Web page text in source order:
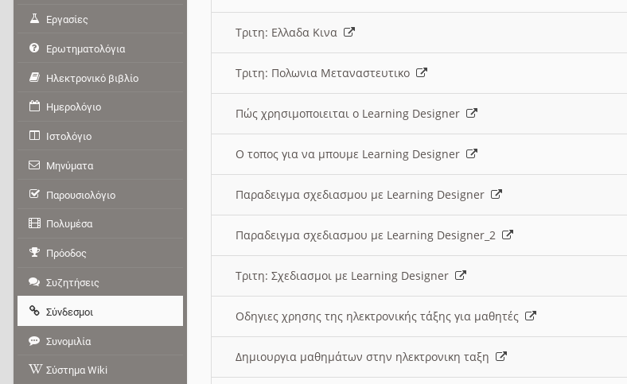
Τριτη: Ελλαδα Κινα
Τριτη: Πολωνια Μεταναστευτικο
Πώς χρησιμοποιειται ο Learning Designer
O τοπος για να μπουμε Learning Designer
Παραδειγμα σχεδιασμου με Learning Designer
Παραδειγμα σχεδιασμου με Learning Designer_2
Τριτη: Σχεδιασμοι με Learning Designer
Οδηγιες χρησης της ηλεκτρονικής τάξης για μαθητές
Δημιουργια μαθημάτων στην ηλεκτρονικη ταξη
Εργασίες
Ερωτηματολόγια
Ηλεκτρονικό βιβλίο
Ημερολόγιο
Ιστολόγιο
Μηνύματα
Παρουσιολόγιο
Πολυμέσα
Πρόοδος
Συζητήσεις
Σύνδεσμοι
Συνομιλία
Σύστημα Wiki